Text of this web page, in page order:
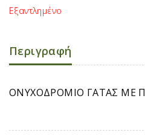
Εξαντλημένο
Περιγραφή
ΟΝΥΧΟΔΡΟΜΙΟ ΓΑΤΑΣ ΜΕ